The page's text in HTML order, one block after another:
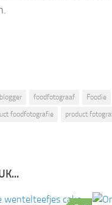
foodfotograaf Foodie
foodfotografie product